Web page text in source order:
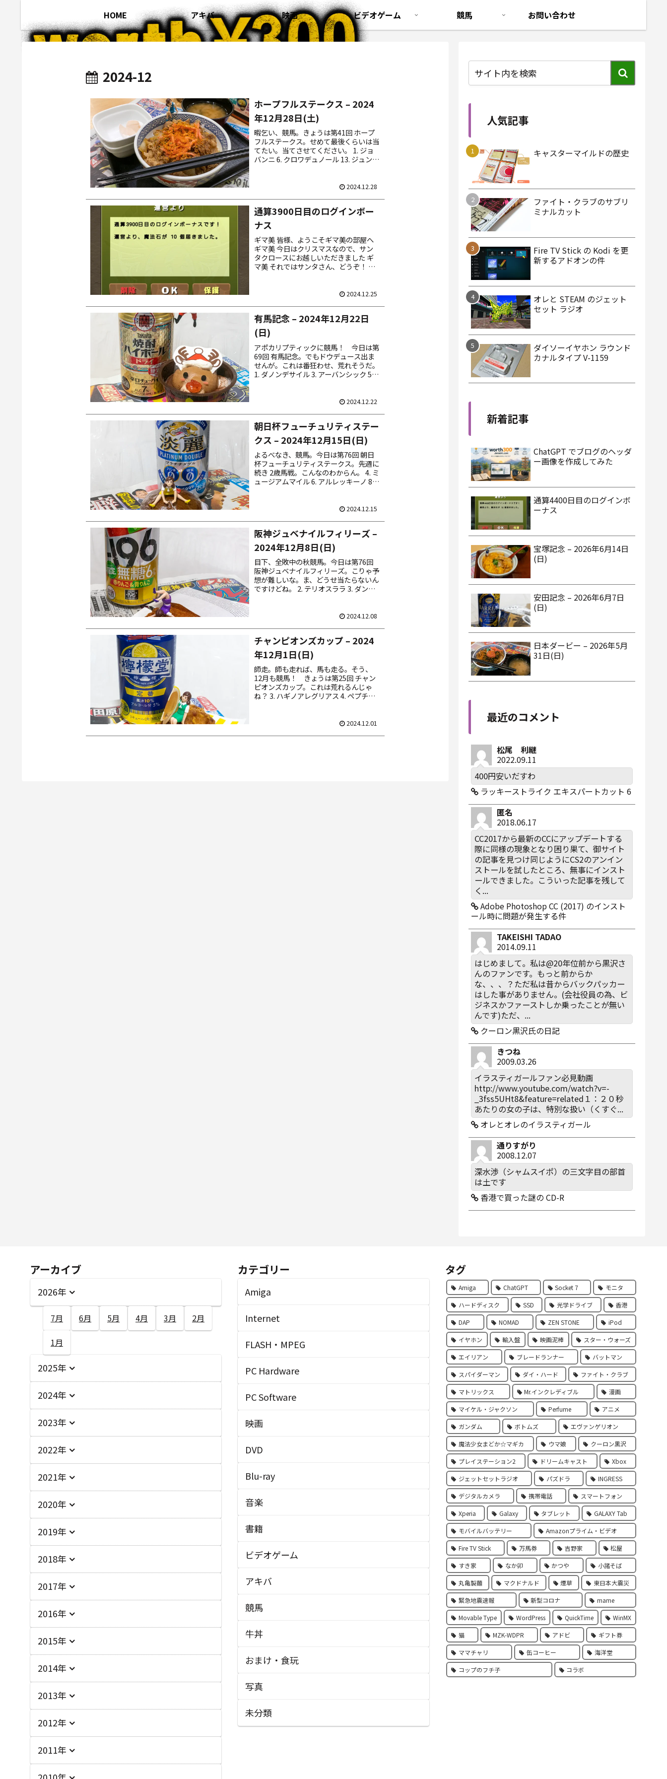
HOME アキバ 映画 ビデオゲーム 競馬 お問い合わせ
2024-12
ホープフルステークス – 2024
年12月28日(土)
暇乞い、競馬。きょうは第41回 ホープ
フルステークス。せめて最後くらいは当
てたい。当てさせてください。 1. ジョ
バンニ 6. クロワデュノール 13. ジュンア
2024.12.28
通算3900日目のログインボー
ナス
ギマ美 皆様、ようこそギマ美の部屋へ
ギマ美 今日はクリスマスなので、サン
タクロースにお越しいただきました ギ
マ美 それではサンタさん、どうぞ！ パ
2024.12.25
有馬記念 – 2024年12月22日
(日)
アポカリプティックに競馬！ 今日は第
69回 有馬記念。でもドウデュース出ま
せんが。これは番狂わせ、荒れそうだ。
1. ダノンデサイル 3. アーバンシック 5.
2024.12.22
朝日杯フューチュリティステー
クス – 2024年12月15日(日)
よるべなき、競馬。今日は第76回 朝日
杯フューチュリティステークス。先週に
続き 2歳馬戦。こんなのわからん。 4. ミ
ュージアムマイル 6. アルレッキーノ 8.
2024.12.15
阪神ジュベナイルフィリーズ –
2024年12月8日(日)
目下、全敗中の秋競馬。今日は第76回
阪神ジュベナイルフィリーズ。こりゃ予
想が難しいな。ま、どうせ当たらないん
ですけどね。 2. テリオスララ 3. ダンツ
2024.12.08
チャンピオンズカップ – 2024
年12月1日(日)
師走。師も走れば、馬も走る。そう、
12月も競馬！ きょうは第25回 チャン
ピオンズカップ。これは荒れるんじゃ
ね？ 3. ハギノアレグリアス 4. ペプチド
2024.12.01
人気記事
キャスターマイルドの歴史
ファイト・クラブのサブリ
ミナルカット
Fire TV Stick の Kodi を更
新するアドオンの件
オレと STEAM のジェット
セット ラジオ
ダイソーイヤホン ラウンド
カナルタイプ V-1159
新着記事
ChatGPT でブログのヘッダ
ー画像を作成してみた
通算4400日目のログインボ
ーナス
宝塚記念 – 2026年6月14日
(日)
安田記念 – 2026年6月7日
(日)
日本ダービー – 2026年5月
31日(日)
最近のコメント
松尾 利継
2022.09.11
400円安いだすわ
ラッキーストライク エキスパートカット 6
匿名
2018.06.17
CC2017から最新のCCにアップデートする
際に同様の現象となり困り果て、御サイト
の記事を見つけ同じようにCS2のアンイン
ストールを試したところ、無事にインスト
ールできました。こういった記事を残して
く...
Adobe Photoshop CC (2017) のインスト
ール時に問題が発生する件
TAKEISHI TADAO
2014.09.11
はじめまして。私は@20年位前から黒沢さ
んのファンです。もっと前からか
な、、、？ただ私は昔からバックパッカー
はした事がありません。(会社役員の為、ビ
ジネスかファーストしか乗ったことが無い
んです)ただ、...
クーロン黒沢氏の日記
きつね
2009.03.26
イラスティガールファン必見動画
http://www.youtube.com/watch?v=-
_3fss5UHt8&feature=related１：２０秒
あたりの女の子は、特別な扱い（くすぐ...
オレとオレのイラスティガール
通りすがり
2008.12.07
深水渉（シャムスイポ）の三文字目の部首
は土です
香港で買った謎の CD-R
アーカイブ
2026年
7月 6月 5月 4月 3月 2月
1月
2025年
2024年
2023年
2022年
2021年
2020年
2019年
2018年
2017年
2016年
2015年
2014年
2013年
2012年
2011年
カテゴリー
Amiga
Internet
FLASH・MPEG
PC Hardware
PC Software
映画
DVD
Blu-ray
音楽
書籍
ビデオゲーム
アキバ
競馬
牛丼
おまけ・食玩
写真
未分類
タグ
Amiga ChatGPT Socket 7 モニタ
ハードディスク SSD 光学ドライブ 香港
DAP NOMAD ZEN STONE iPod
イヤホン 輸入盤 映画泥棒 スター・ウォーズ
エイリアン ブレードランナー バットマン
スパイダーマン ダイ・ハード ファイト・クラブ
マトリックス Mr.インクレディブル 漫画
マイケル・ジャクソン Perfume アニメ
ガンダム ボトムズ エヴァンゲリオン
魔法少女まどか☆マギカ ウマ娘 クーロン黒沢
プレイステーション2 ドリームキャスト Xbox
ジェットセットラジオ パズドラ INGRESS
デジタルカメラ 携帯電話 スマートフォン
Xperia Galaxy タブレット GALAXY Tab
モバイルバッテリー Amazonプライム・ビデオ
Fire TV Stick 万馬券 吉野家 松屋
すき家 なか卯 かつや 小諸そば
丸亀製麵 マクドナルド 煙草 東日本大震災
緊急地震速報 新型コロナ mame
Movable Type WordPress QuickTime WinMX
猫 MZK-WDPR アドビ ギフト券
ママチャリ 缶コーヒー 海洋堂
コップのフチ子 コラボ